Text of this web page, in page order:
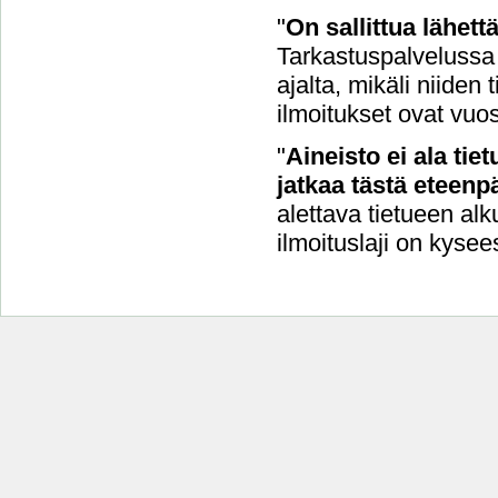
"On sallittua
ajalta, mikäli niiden
ilmoitukset ovat
"Aineisto ei ala
jatkaa tästä
alettava tietueen
ilmoituslaji on